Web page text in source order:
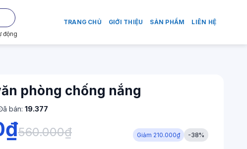
động
TRANG CHỦ GIỚI THIỆU SẢN PHẨM LIÊN HỆ
phòng chống nắng
bán: 19.377
₫560.000₫ Giảm 210.000₫ -38%